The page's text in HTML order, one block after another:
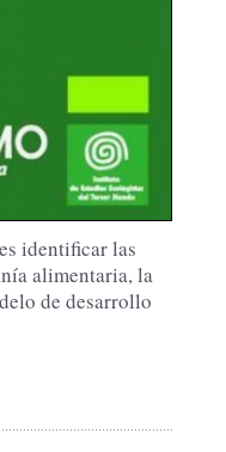
identificar las
alimentaria, la
de desarrollo